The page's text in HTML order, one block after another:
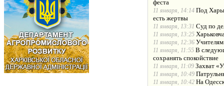
феста
11 января, 14:14 Под
есть жертвы
11 января, 13:31 Суд по
11 января, 13:25
11 января, 12:36
11 января, 11:55 В
сохранять спокойствие
11 января, 11:09 Захват
11 января, 10:49
11 января, 10:42 На